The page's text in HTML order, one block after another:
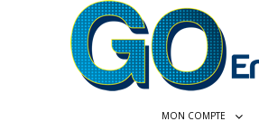
MON COMPTE